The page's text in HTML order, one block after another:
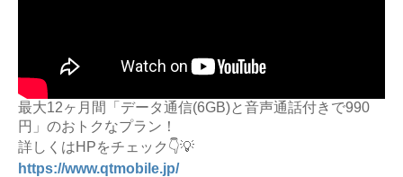
最大12ヶ月間「データ通信(6GB)と音声通話付きで990
円」のおトクなプラン！
詳しくはHPをチェック👇💡
https://www.qtmobile.jp/